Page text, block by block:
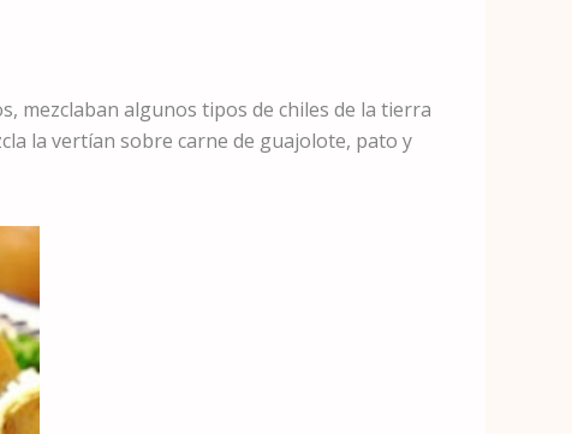
mezclaban algunos tipos de chiles de la tierra
la vertían sobre carne de guajolote, pato y